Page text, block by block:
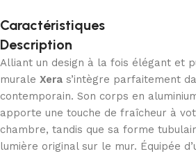
Caractéristiques
Description
Alliant un design à la fois élégant et
murale Xera s’intègre parfaitement
contemporain. Son corps en
apporte une touche de fraîcheur à
chambre, tandis que sa forme
lumière original sur le mur. Équipée